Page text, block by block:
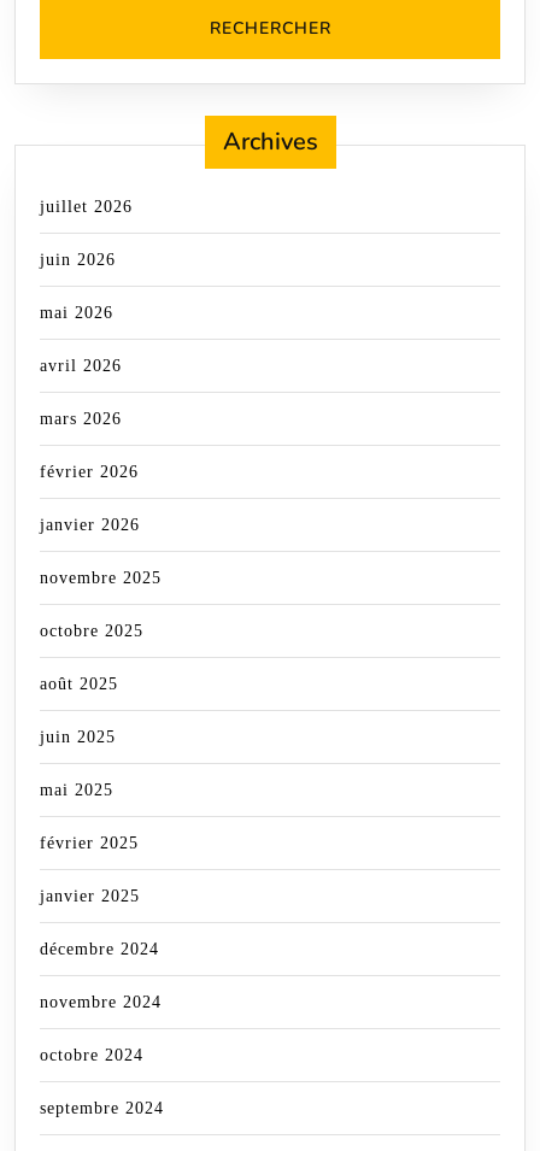
Archives
juillet 2026
juin 2026
mai 2026
avril 2026
mars 2026
février 2026
janvier 2026
novembre 2025
octobre 2025
août 2025
juin 2025
mai 2025
février 2025
janvier 2025
décembre 2024
novembre 2024
octobre 2024
septembre 2024